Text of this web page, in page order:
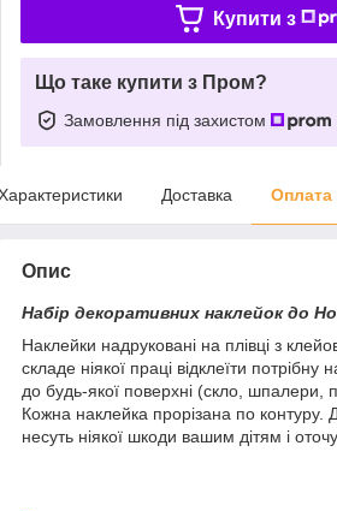
Купити з
Що таке купити з Пром?
Замовлення під захистом
Доставка Оплата
Опис
Набір декоративних наклейок до
Наклейки надруковані на плівці з
складе ніякої праці відклеїти потрібну
до будь-якої поверхні (скло, шпалери,
Кожна наклейка прорізана по контуру.
несуть ніякої шкоди вашим дітям і